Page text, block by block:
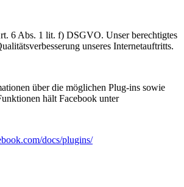
6 Abs. 1 lit. f) DSGVO. Unser berechtigtes
unseres Internetauftritts.
über die möglichen Plug-ins sowie
hält Facebook unter
docs/plugins/